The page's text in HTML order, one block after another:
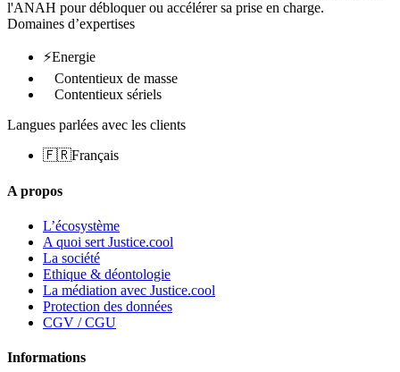
l'ANAH pour débloquer ou accélérer sa prise en charge.
Domaines d’expertises
⚡Energie
Contentieux de masse
Contentieux sériels
Langues parlées avec les clients
🇫🇷Français
fr
A propos
L’écosystème
A quoi sert Justice.cool
La société
Ethique & déontologie
La médiation avec Justice.cool
Protection des données
CGV / CGU
Informations